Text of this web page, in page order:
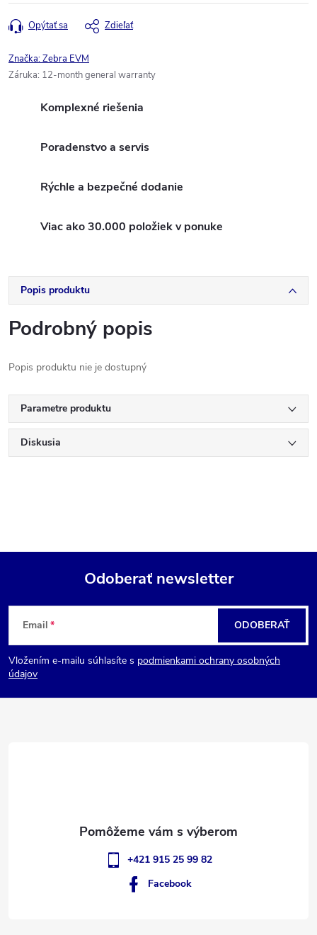
Opýtať sa Zdieľať
Značka:Zebra EVM
Záruka: 12-month general warranty
Komplexné riešenia
Poradenstvo a servis
Rýchle a bezpečné dodanie
Viac ako 30.000 položiek v ponuke
Popis produktu
Podrobný popis
Popis produktu nie je dostupný
Parametre produktu
Diskusia
Z
á
p
Odoberať newsletter
Email
Vložením e-mailu súhlasíte s podmienkami ochrany osobných
údajov
ODOBERAŤ
+421 915 25 99 82
Facebook